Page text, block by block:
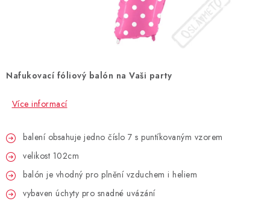
DORTOVÉ SVÍČKY A OZDOBY
DÁRKY
HELIUM NA BALÓNKY
LAMPIONY
OSLAVA PODLE BAREV
Nafukovací fóliový balón na Vaši party
Více informací
balení obsahuje jedno číslo 7 s puntíkovaným vzorem
velikost 102cm
balón je vhodný pro plnění vzduchem i heliem
vybaven úchyty pro snadné uvázání